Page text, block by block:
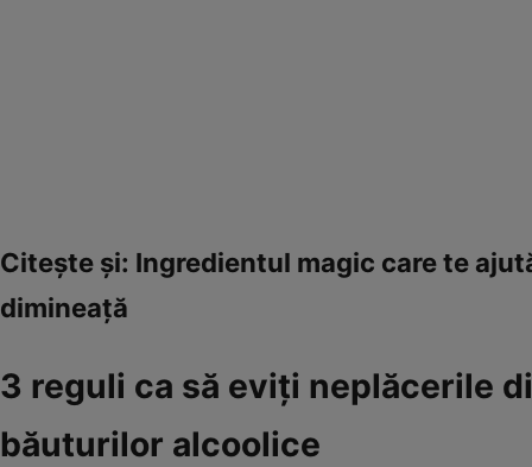
Citeşte şi: Ingredientul magic care te
dimineaţă
3 reguli ca să eviţi neplăcerile
băuturilor alcoolice